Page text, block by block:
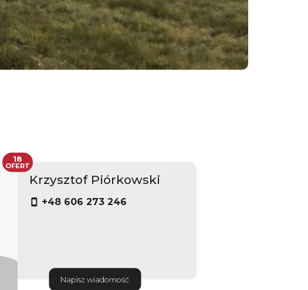
Krzysztof Piórkowski
+48 606 273 246
Napisz wiadomość
18
OFERT